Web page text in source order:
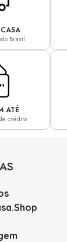
Brasil
ATÉ
crédito